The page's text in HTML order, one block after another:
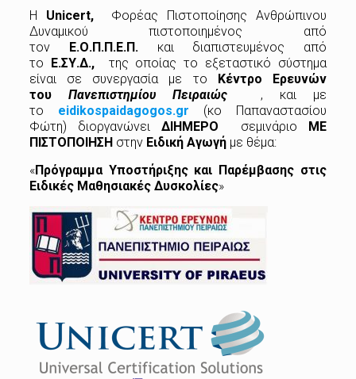
Η Unicert, Φορέας Πιστοποίησης Ανθρώπινου
Δυναμικού πιστοποιημένος από
τονΕ.Ο.Π.Π.Ε.Π. και διαπιστευμένος από
το Ε.ΣΥ.Δ.,της οποίας το εξεταστικό σύστημα
είναι σε συνεργασία με το
Κέντρο Ερευνών
του Πανεπιστημίου Πειραιώς
, και με
το eidikospaidagogos.gr
(κο Παπαναστασίου
Φώτη) διοργανώνει ΔΙΗΜΕΡΟ σεμινάριο
ΜΕ
ΠΙΣΤΟΠΟΙΗΣΗ στην Ειδική Αγωγήμε θέμα:
«Πρόγραμμα Υποστήριξης και Παρέμβασης στις
Ειδικές Μαθησιακές Δυσκολίες»